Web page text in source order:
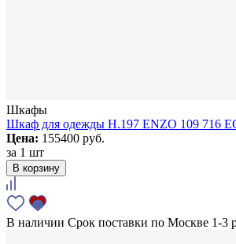
Шкафы
Шкаф для одежды H.197 ENZO 109 716
Цена: 155400 руб.
за 1 шт
В корзину
В наличии Срок поставки по Москве 1-3